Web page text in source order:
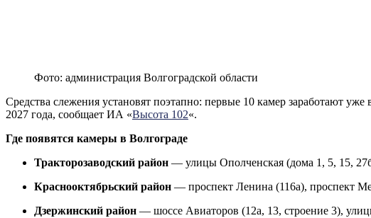
Фото: администрация Волгоградской области
Средства слежения установят поэтапно: первые 10 камер заработают
2027 года, сообщает ИА «Высота 102«.
Где появятся камеры в Волгограде
Тракторозаводский район — улицы Ополченская (дома 1, 5, 15,
Краснооктябрьский район — проспект Ленина (116а), проспект
Дзержинский район — шоссе Авиаторов (12а, 13, строение 3),